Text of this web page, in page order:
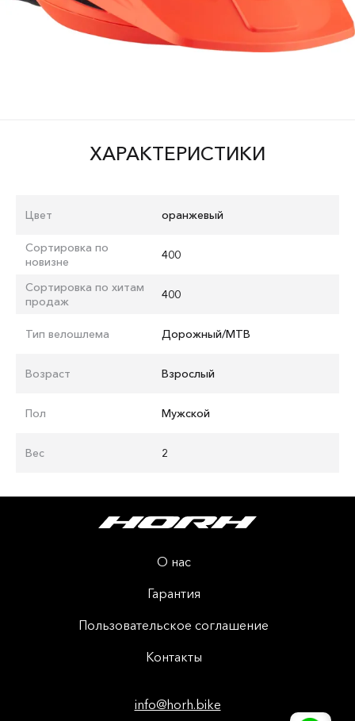
ХАРАКТЕРИСТИКИ
Цвет оранжевый
Сортировка по
новизне
400
Сортировка по хитам
продаж
400
Тип велошлема Дорожный/MTB
Возраст Взрослый
Пол Мужской
Вес 2
О нас
Гарантия
Пользовательское соглашение
Контакты
info@horh.bike